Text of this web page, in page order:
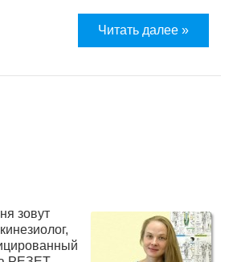
Читать далее »
зовут